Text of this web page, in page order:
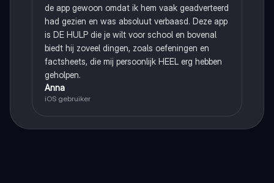
de app gewoon omdat ik hem vaak geadverteerd
had gezien en was absoluut verbaasd. Deze app
is DE HULP die je wilt voor school en bovenal
biedt hij zoveel dingen, zoals oefeningen en
factsheets, die mij persoonlijk HEEL erg hebben
geholpen.
Anna
iOS gebruiker